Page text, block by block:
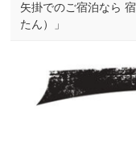
矢掛でのご宿泊なら
たん）」